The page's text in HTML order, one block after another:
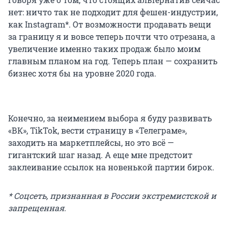
нет: ничто так не подходит для фешен-индустрии,
как Instagram*. От возможности продавать вещи
за границу я и вовсе теперь почти что отрезана, а
увеличение именно таких продаж было моим
главным планом на год. Теперь план — сохранить
бизнес хотя бы на уровне 2020 года.
Конечно, за неимением выбора я буду развивать
«ВК», TikTok, вести страницу в «Телеграме»,
заходить на маркетплейсы, но это всё —
гигантский шаг назад. А еще мне предстоит
заклеивание ссылок на новенькой партии бирок.
* Соцсеть, признанная в России экстремистской и
запрещенная.